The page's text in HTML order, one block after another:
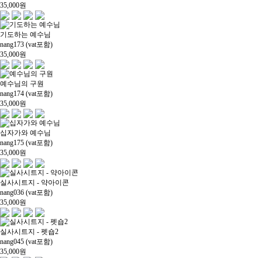
35,000원
기도하는 예수님
nang173 (vat포함)
35,000원
예수님의 구원
nang174 (vat포함)
35,000원
십자가와 예수님
nang175 (vat포함)
35,000원
실사시트지 - 약아이콘
nang036 (vat포함)
35,000원
실사시트지 - 펫숍2
nang045 (vat포함)
35,000원